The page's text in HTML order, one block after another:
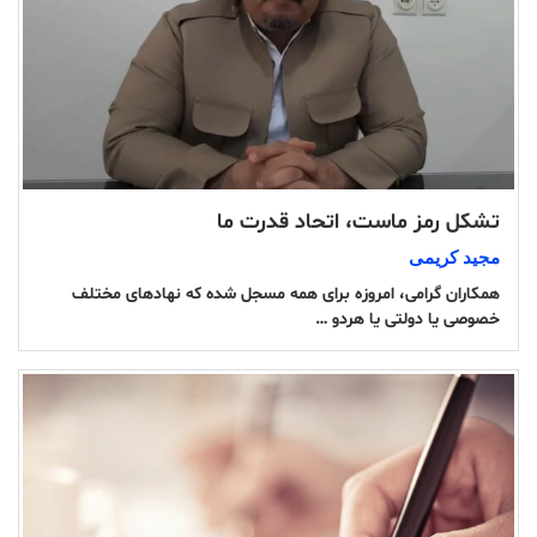
تشکل رمز ماست، اتحاد قدرت ما
مجید کریمی
همکاران گرامی، امروزە برای همە مسجل شدە کە نهادهای مختلف
خصوصی یا دولتی یا هردو …